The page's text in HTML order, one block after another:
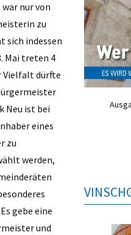
nur von
zu
sich indessen
Mai treten 4
Vielfalt dürfte
Neu ist bei
eines
zu
werden,
gebe eine
und